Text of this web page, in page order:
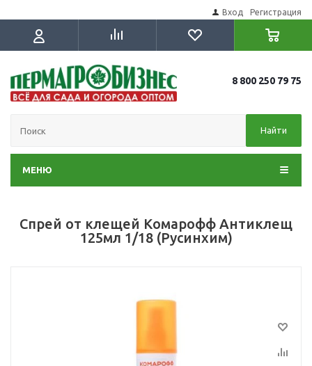
Вход Регистрация
8 800 250 79 75
Найти
МЕНЮ
Спрей от клещей Комарофф Антиклещ
125мл 1/18 (Русинхим)